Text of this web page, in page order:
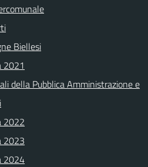
Biellesi
2021
della Pubblica Amministrazione e
2022
2023
2024